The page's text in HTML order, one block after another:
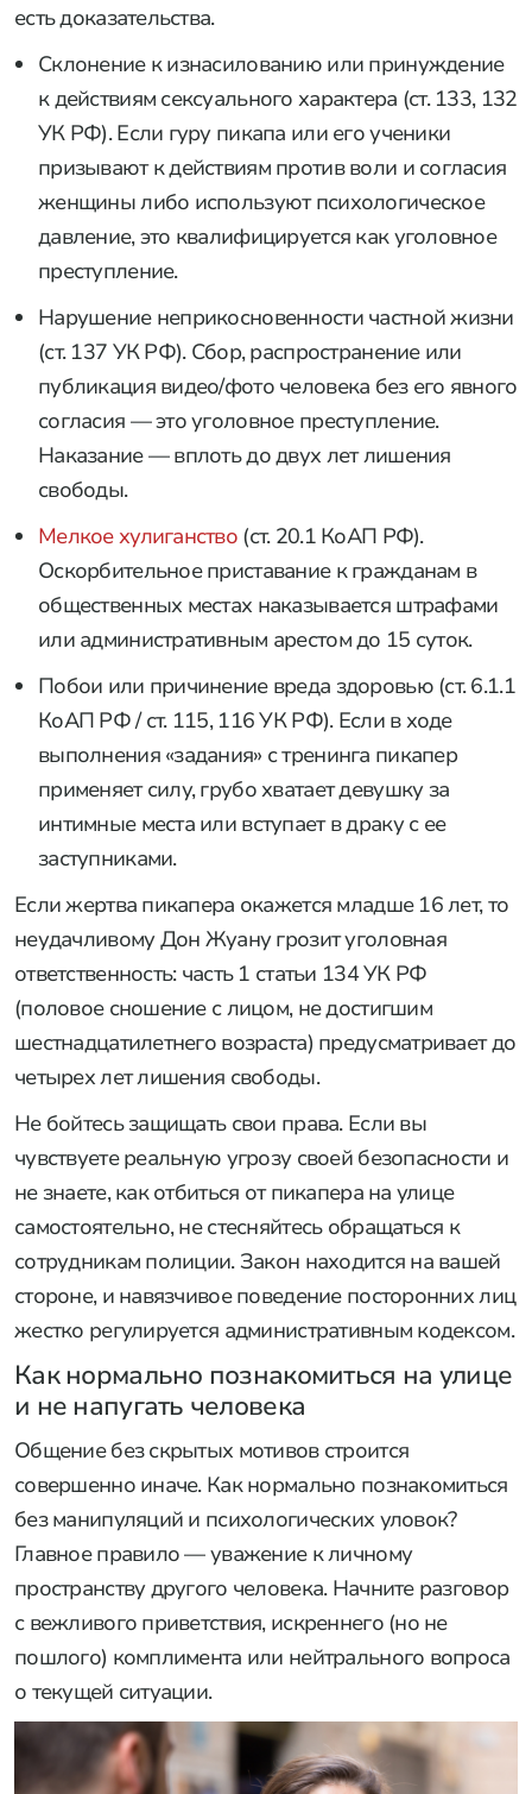
есть доказательства.
Склонение к изнасилованию или принуждение
к действиям сексуального характера (ст. 133, 132
УК РФ). Если гуру пикапа или его ученики
призывают к действиям против воли и согласия
женщины либо используют психологическое
давление, это квалифицируется как уголовное
преступление.
Нарушение неприкосновенности частной жизни
(ст. 137 УК РФ). Сбор, распространение или
публикация видео/фото человека без его явного
согласия — это уголовное преступление.
Наказание — вплоть до двух лет лишения
свободы.
Мелкое хулиганство (ст. 20.1 КоАП РФ).
Оскорбительное приставание к гражданам в
общественных местах наказывается штрафами
или административным арестом до 15 суток.
Побои или причинение вреда здоровью (ст. 6.1.1
КоАП РФ / ст. 115, 116 УК РФ). Если в ходе
выполнения «задания» с тренинга пикапер
применяет силу, грубо хватает девушку за
интимные места или вступает в драку с ее
заступниками.
Если жертва пикапера окажется младше 16 лет, то
неудачливому Дон Жуану грозит уголовная
ответственность: часть 1 статьи 134 УК РФ
(половое сношение с лицом, не достигшим
шестнадцатилетнего возраста) предусматривает до
четырех лет лишения свободы.
Не бойтесь защищать свои права. Если вы
чувствуете реальную угрозу своей безопасности и
не знаете, как отбиться от пикапера на улице
самостоятельно, не стесняйтесь обращаться к
сотрудникам полиции. Закон находится на вашей
стороне, и навязчивое поведение посторонних лиц
жестко регулируется административным кодексом.
Как нормально познакомиться на улице
и не напугать человека
Общение без скрытых мотивов строится
совершенно иначе. Как нормально познакомиться
без манипуляций и психологических уловок?
Главное правило — уважение к личному
пространству другого человека. Начните разговор
с вежливого приветствия, искреннего (но не
пошлого) комплимента или нейтрального вопроса
о текущей ситуации.